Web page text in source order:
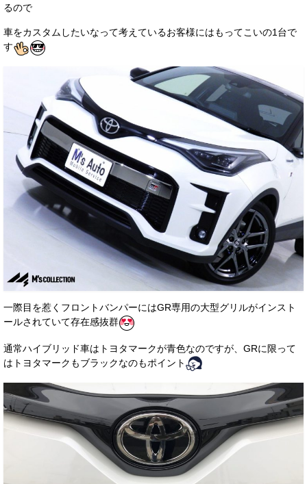
るので
車をカスタムしたいなって考えているお客様にはもってこいの1台で
す
一際目を惹くフロントバンパーにはGR専用の大型グリルがインスト
ールされていて存在感抜群
通常ハイブリッド車はトヨタマークが青色なのですが、GRに限って
はトヨタマークもブラックなのもポイント